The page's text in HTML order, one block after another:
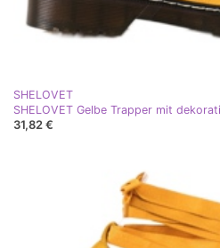
SHELOVET
SHELOVET Gelbe Trapper mit
31,82 €